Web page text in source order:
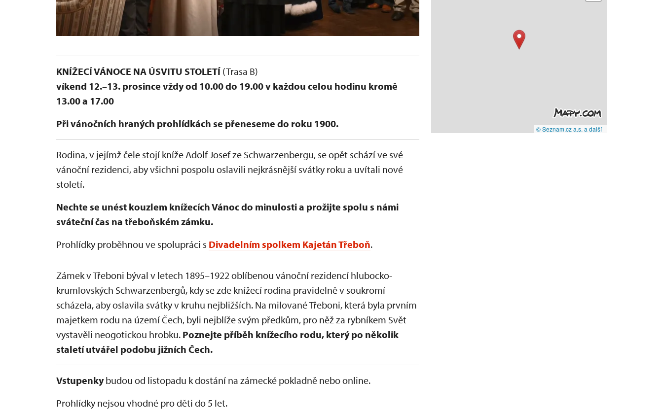
KNÍŽECÍ VÁNOCE NA ÚSVITU STOLETÍ (Trasa B)
víkend 12.–13. prosince vždy od 10.00 do 19.00 v každou celou hodinu kromě
13.00 a 17.00
Při vánočních hraných prohlídkách se přeneseme do roku 1900.
Rodina, v jejímž čele stojí kníže Adolf Josef ze Schwarzenbergu, se opět schází ve své
vánoční rezidenci, aby všichni pospolu oslavili nejkrásnější svátky roku a uvítali nové
století.
Nechte se unést kouzlem knížecích Vánoc do minulosti a prožijte spolu s námi
sváteční čas na třeboňském zámku.
Prohlídky proběhnou ve spolupráci s Divadelním spolkem Kajetán Třeboň.
Zámek v Třeboni býval v letech 1895–1922 oblíbenou vánoční rezidencí hlubocko-
krumlovských Schwarzenbergů, kdy se zde knížecí rodina pravidelně v soukromí
scházela, aby oslavila svátky v kruhu nejbližších. Na milované Třeboni, která byla prvním
majetkem rodu na území Čech, byli nejblíže svým předkům, pro něž za rybníkem Svět
vystavěli neogotickou hrobku. Poznejte příběh knížecího rodu, který po několik
staletí utvářel podobu jižních Čech.
Vstupenkybudou od listopadu k dostání na zámecké pokladně nebo online.
Prohlídky nejsou vhodné pro děti do 5 let.
© Seznam.cz a.s. a další